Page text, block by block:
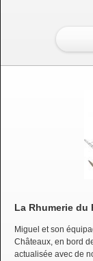
La Rhumerie du
Miguel et son
Châteaux, en bord
actualisée avec de